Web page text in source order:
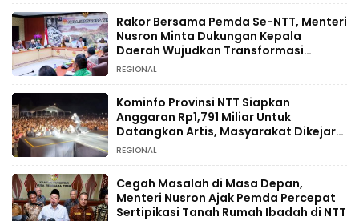
Rakor Bersama Pemda Se-NTT, Menteri
Nusron Minta Dukungan Kepala
Daerah Wujudkan Transformasi
Layanan Pertanahan
REGIONAL
Kominfo Provinsi NTT Siapkan
Anggaran Rp1,791 Miliar Untuk
Datangkan Artis, Masyarakat Dikejar
Pajak
REGIONAL
Cegah Masalah di Masa Depan,
Menteri Nusron Ajak Pemda Percepat
Sertipikasi Tanah Rumah Ibadah di NTT